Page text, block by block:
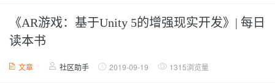
《AR游戏：基于Unity 5的增强现实开发》| 每日
读本书
文章 社区助手 2019-09-19 1315浏览量